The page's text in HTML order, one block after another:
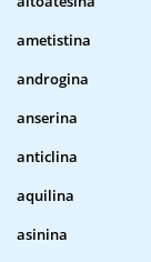
ametistina
androgina
anserina
anticlina
aquilina
asinina